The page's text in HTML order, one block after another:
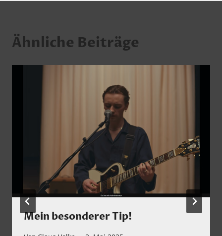
Ähnliche Beiträge
Mein besonderer Tip!